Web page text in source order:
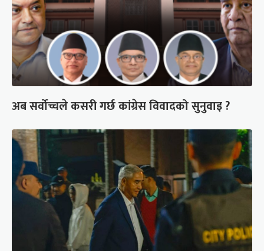
अब सर्वोच्चले कसरी गर्छ कांग्रेस विवादको सुनुवाइ ?